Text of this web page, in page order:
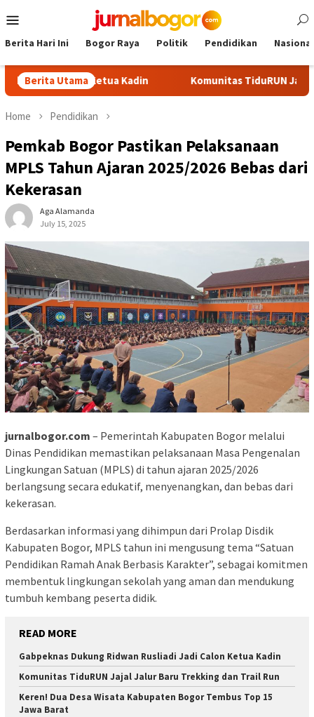
to
Menu
Berita Hari Ini Bogor Raya Politik Pendidikan Nasional
Berita Utama
Ketua Kadin Komunitas TiduRUN Jajal Jalur Baru
Home Pendidikan
Pemkab Bogor Pastikan Pelaksanaan
MPLS Tahun Ajaran 2025/2026 Bebas dari
Kekerasan
Aga Alamanda
July 15, 2025
jurnalbogor.com – Pemerintah Kabupaten Bogor melalui
Dinas Pendidikan memastikan pelaksanaan Masa Pengenalan
Lingkungan Satuan (MPLS) di tahun ajaran 2025/2026
berlangsung secara edukatif, menyenangkan, dan bebas dari
kekerasan.
Berdasarkan informasi yang dihimpun dari Prolap Disdik
Kabupaten Bogor, MPLS tahun ini mengusung tema “Satuan
Pendidikan Ramah Anak Berbasis Karakter”, sebagai komitmen
membentuk lingkungan sekolah yang aman dan mendukung
tumbuh kembang peserta didik.
READ MORE
Gabpeknas Dukung Ridwan Rusliadi Jadi Calon Ketua Kadin
Komunitas TiduRUN Jajal Jalur Baru Trekking dan Trail Run
Keren! Dua Desa Wisata Kabupaten Bogor Tembus Top 15
Jawa Barat